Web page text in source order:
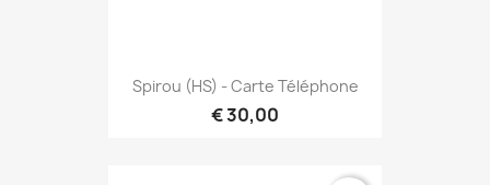
Spirou (HS) - Carte Téléphone
€ 30,00